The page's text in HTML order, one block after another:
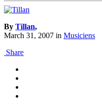
By Tillan,
March 31, 2007 in Musiciens
Share